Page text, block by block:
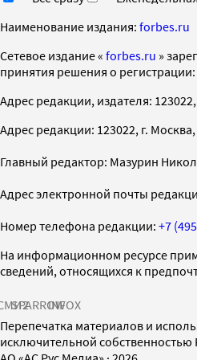
Наименование издания: forbes.ru
Cетевое издание « forbes.ru »
принятия решения о
Адрес редакции, издателя:
Адрес редакции: 123022, г.
Главный редактор: Мазурин
Адрес электронной почты
Номер телефона редакции: +7
На информационном ресурсе
сведений, относящихся к
SPARROWINFOX
Перепечатка материалов и
исключительной